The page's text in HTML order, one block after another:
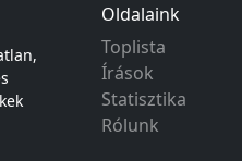
Oldalaink
Toplista
Írások
Statisztika
Rólunk